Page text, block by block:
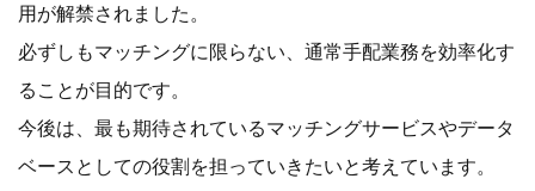
用が解禁されました。
必ずしもマッチングに限らない、通常手配業務を効率化す
ることが目的です。
今後は、最も期待されているマッチングサービスやデータ
ベースとしての役割を担っていきたいと考えています。